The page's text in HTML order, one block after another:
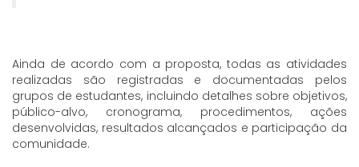
Ainda de acordo com a proposta, todas as atividades
realizadas são registradas e documentadas pelos
grupos de estudantes, incluindo detalhes sobre objetivos,
público-alvo, cronograma, procedimentos, ações
desenvolvidas, resultados alcançados e participação da
comunidade.